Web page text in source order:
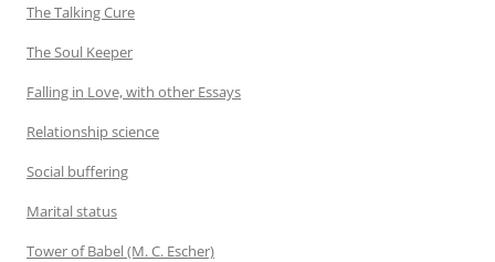
The Talking Cure
The Soul Keeper
Falling in Love, with other Essays
Relationship science
Social buffering
Marital status
Tower of Babel (M. C. Escher)